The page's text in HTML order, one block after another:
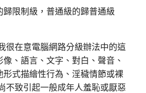
歸限制級，普通級的歸普通級
很在意電腦網路分級辦法中的這
、語言、文字、對白、聲音、
形式描繪性行為、淫穢情節或裸
不致引起一般成年人羞恥或厭惡